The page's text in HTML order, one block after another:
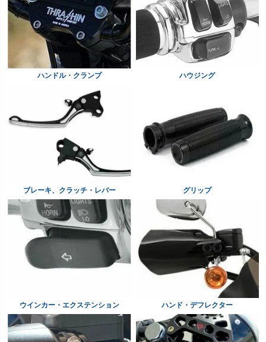
ハンドル・クランプ ハウジング
ブレーキ、クラッチ・レバー グリップ
ウインカー・エクステンション ハンド・デフレクター